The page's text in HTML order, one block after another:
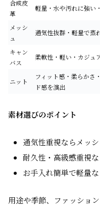
合成皮
革
軽量・水や汚れに強い
メッシ
ュ
通気性抜群・軽量で蒸
キャン
バス
柔軟性・軽い・カジュ
ニット
フィット感・柔らかさ
ド感を演出
素材選びのポイント
通気性重視ならメッ
耐久性・高級感重視
お手入れ簡単で軽量
用途や季節、ファッショ